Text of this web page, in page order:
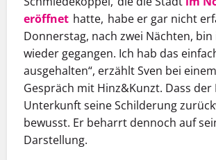
eröffnet hatte, habe er gar nicht
Donnerstag, nach zwei Nächten, bin
wieder gegangen. Ich hab das
ausgehalten“, erzählt Sven bei
Gespräch mit Hinz&Kunzt. Dass der
Unterkunftseine Schilderung
bewusst. Er beharrt dennoch auf
Darstellung.